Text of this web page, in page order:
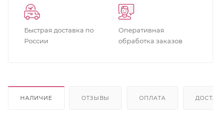
Быстрая доставка по
России
Оперативная
обработка заказов
НАЛИЧИЕ ОТЗЫВЫ ОПЛАТА